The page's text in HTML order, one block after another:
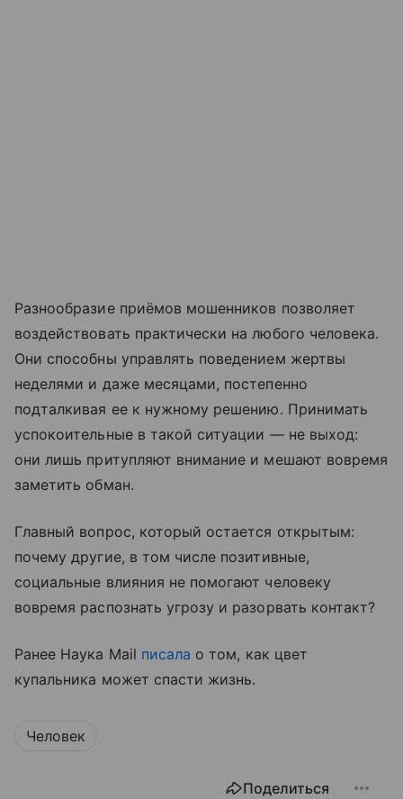
Разнообразие приёмов мошенников позволяет
воздействовать практически на любого человека.
Они способны управлять поведением жертвы
неделями и даже месяцами, постепенно
подталкивая ее к нужному решению. Принимать
успокоительные в такой ситуации — не выход:
они лишь притупляют внимание и мешают вовремя
заметить обман.
Главный вопрос, который остается открытым:
почему другие, в том числе позитивные,
социальные влияния не помогают человеку
вовремя распознать угрозу и разорвать контакт?
Ранее Наука Mail писала о том, как цвет
купальника может спасти жизнь.
Человек
Поделиться